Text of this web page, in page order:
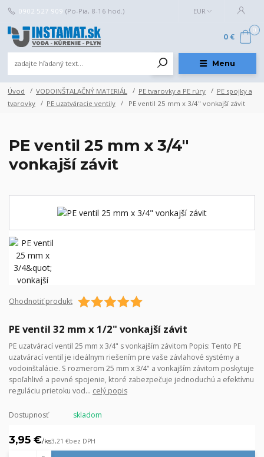
Menu
EUR
0902 527 909 (Po-Pia, 8-16 hod.)
0
0 €
Úvod VODOINŠTALAČNÝ MATERIÁL PE tvarovky a PE rúry
PE spojky a
tvarovky
PE uzatváracie ventily PE ventil 25 mm x 3/4" vonkajší závit
PE ventil 25 mm x 3/4"
vonkajší závit
Ohodnotiť produkt
PE ventil 32 mm x 1/2" vonkajší závit
PE uzatvárací ventil 25 mm x 3/4" s vonkajším závitom Popis: Tento PE
uzatvárací ventil je ideálnym riešením pre vaše závlahové systémy a
vodoinštalácie. S rozmerom 25 mm x 3/4" a vonkajším závitom poskytuje
spoľahlivé a pevné spojenie, ktoré zabezpečuje jednoduchú a efektívnu
reguláciu prietoku vod... celý popis
Dostupnosť skladom
3,95 €/ks3,21 €bez DPH